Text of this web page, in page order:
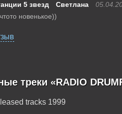
Светлана
новенькое))
треки «RADIO
tracks 1999